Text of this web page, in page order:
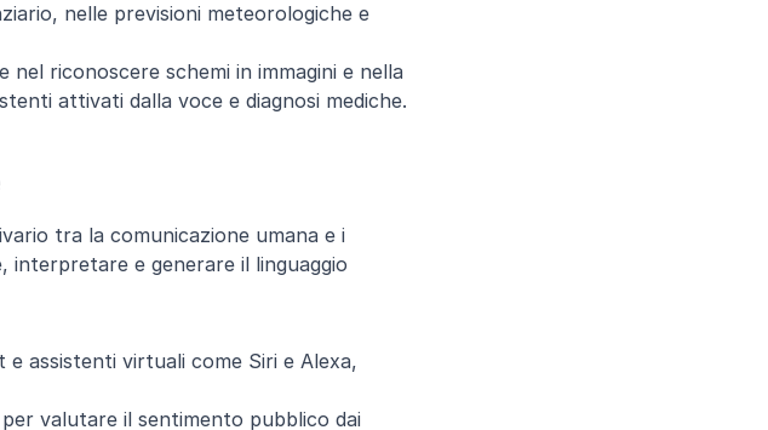
nelle previsioni meteorologiche e
nel riconoscere schemi in immagini e nella
attivati dalla voce e diagnosi mediche.
tra la comunicazione umana e i
interpretare e generare il linguaggio
assistenti virtuali come Siri e Alexa,
valutare il sentimento pubblico dai